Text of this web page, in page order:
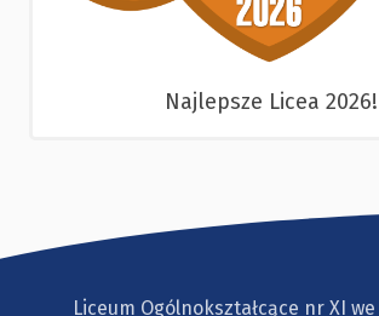
Najlepsze Licea 2026!
Liceum Ogólnokształcące nr XI we